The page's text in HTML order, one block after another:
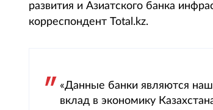
развития и Азиатского банка
корреспондент Total.kz.
«Данные банки являются
вклад в экономику